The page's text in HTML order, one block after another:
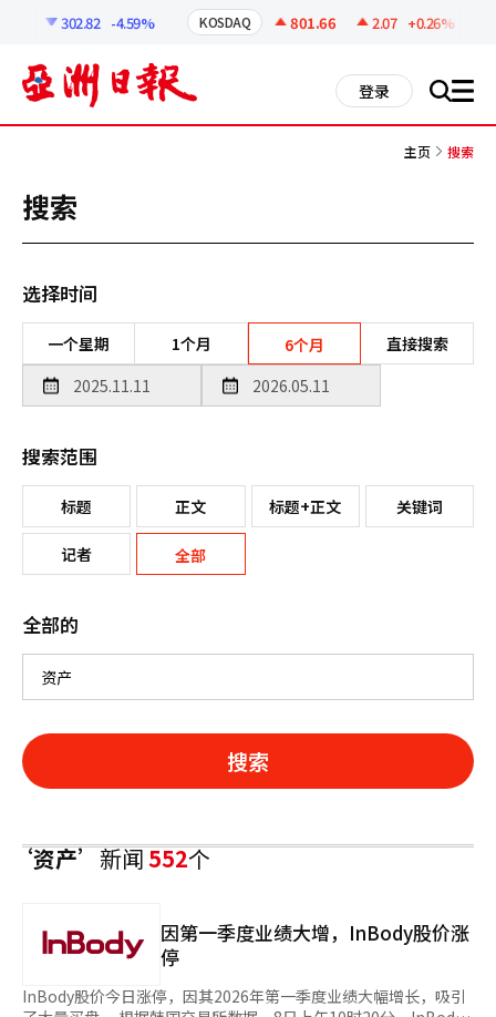
302.82 -4.59% KOSDAQ 801.66 2.07 +0.26%
登录 搜 all
主页 搜索
搜索
选择时间
一个星期 1个月 6个月 直接搜索
搜索范围
标题 正文 标题+正文 关键词
记者 全部
全部的
搜索
‘资产’新闻552个
因第一季度业绩大增，InBody股价涨
停
InBody股价今日涨停，因其2026年第一季度业绩大幅增长，吸引